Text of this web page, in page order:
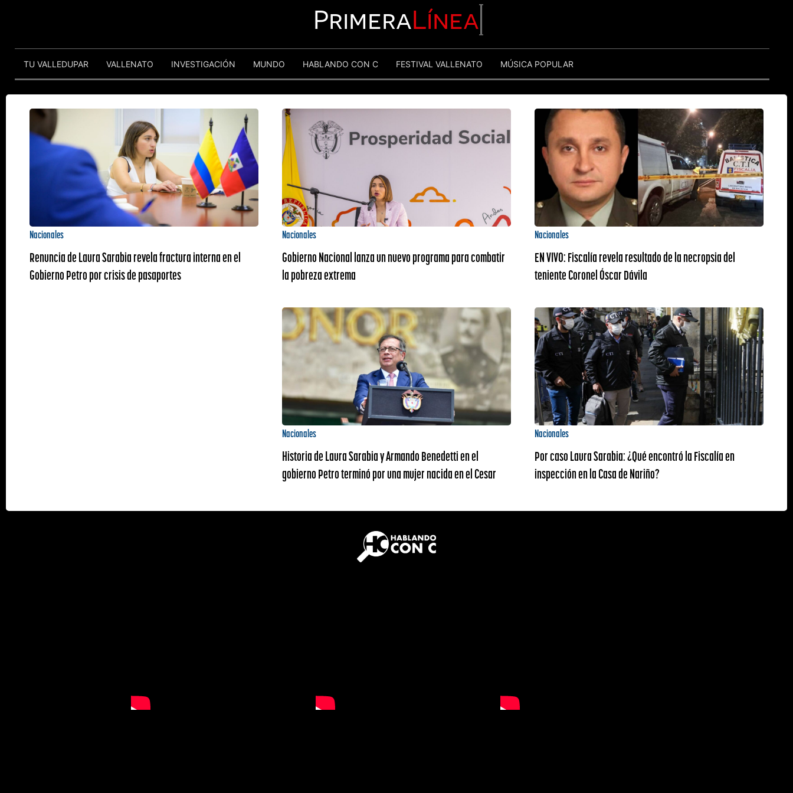
PrimeraLínea
TU VALLEDUPAR VALLENATO INVESTIGACIÓN MUNDO HABLANDO CON C FESTIVAL VALLENATO MÚSICA POPULAR
Nacionales
Renuncia de Laura Sarabia revela fractura interna en el
Gobierno Petro por crisis de pasaportes
Nacionales
Gobierno Nacional lanza un nuevo programa para combatir
la pobreza extrema
Nacionales
EN VIVO: Fiscalía revela resultado de la necropsia del
teniente Coronel Óscar Dávila
Nacionales
Historia de Laura Sarabia y Armando Benedetti en el
gobierno Petro terminó por una mujer nacida en el Cesar
Nacionales
Por caso Laura Sarabia: ¿Qué encontró la Fiscalía en
inspección en la Casa de Nariño?